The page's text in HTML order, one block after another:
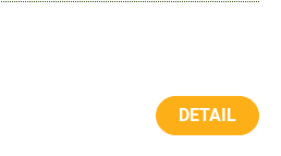
DETAIL